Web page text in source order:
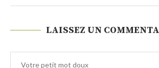
LAISSEZ UN